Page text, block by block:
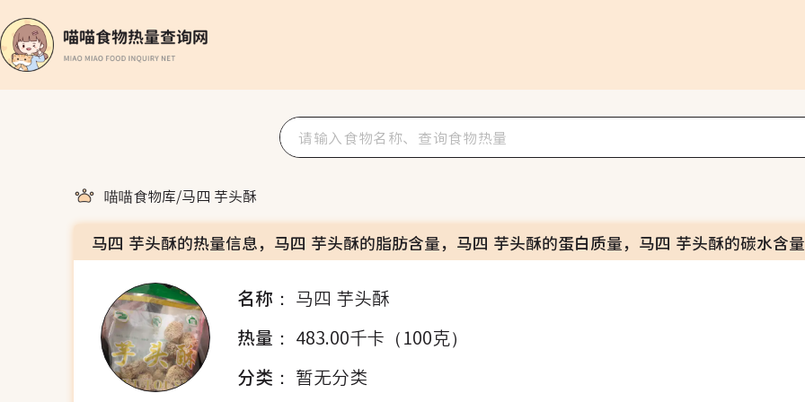
喵喵食物库/马四 芋头酥
马四 芋头酥的热量信息，马四 芋头酥的脂肪含量，马四 芋头酥的蛋白质量，马四 芋头酥的碳水含量
名称： 马四 芋头酥
热量： 483.00千卡（100克）
分类： 暂无分类